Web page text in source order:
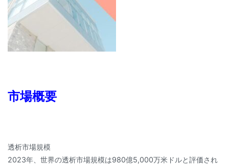
市場概要
透析市場規模
2023年、世界の透析市場規模は980億5,000万米ドルと評価され